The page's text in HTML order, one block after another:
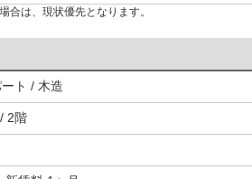
は、現状優先となります。
ト / 木造
2階